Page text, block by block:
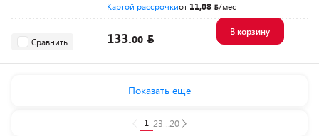
Картой рассрочкиот 11,08 /мес
Сравнить 133.00
В корзину
Показать еще
1 23 20